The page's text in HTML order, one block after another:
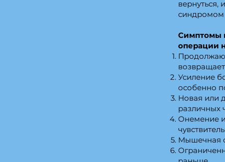
синдромом
Симптомы
операции
Усиление
особенно
Новая или
различных
Онемение
Мышечная